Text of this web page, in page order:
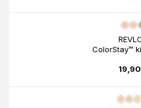
ColorStay™